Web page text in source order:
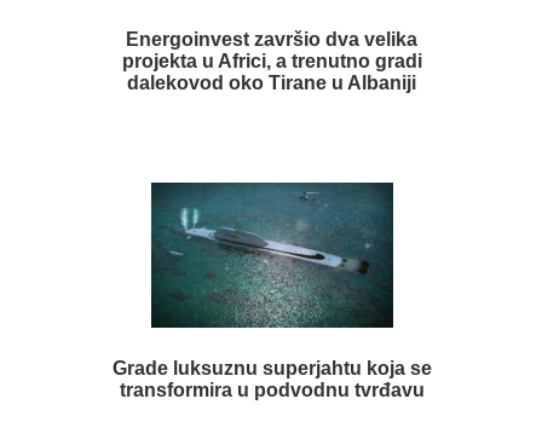
Energoinvest završio dva velika
projekta u Africi, a trenutno gradi
dalekovod oko Tirane u Albaniji
Grade luksuznu superjahtu koja se
transformira u podvodnu tvrđavu